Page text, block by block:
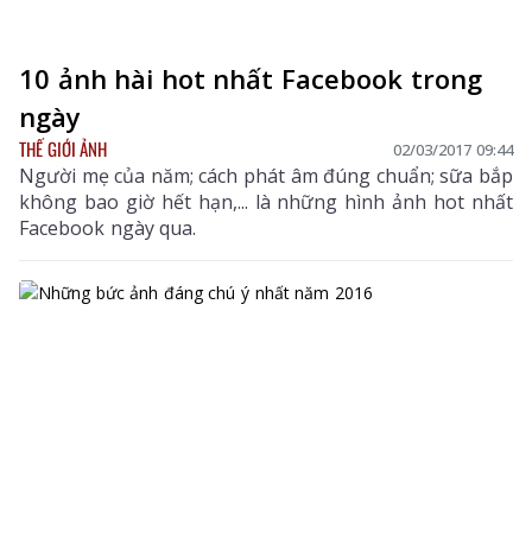
10 ảnh hài hot nhất Facebook trong
ngày
THẾ GIỚI ẢNH 02/03/2017 09:44
Người mẹ của năm; cách phát âm đúng chuẩn; sữa bắp
không bao giờ hết hạn,... là những hình ảnh hot nhất
Facebook ngày qua.